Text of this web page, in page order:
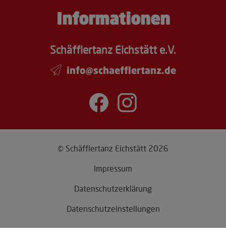
Informationen
Schäfflertanz Eichstätt e.V.
info@schaefflertanz.de
© Schäfflertanz Eichstätt 2026
Impressum
Datenschutzerklärung
Datenschutzeinstellungen